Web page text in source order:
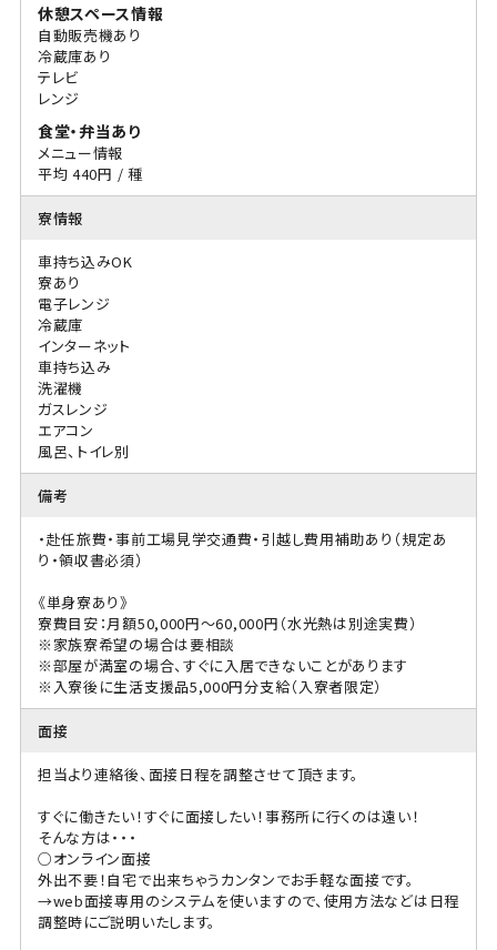
休憩スペース情報
自動販売機あり
冷蔵庫あり
テレビ
レンジ
食堂・弁当あり
メニュー情報
平均 440円 / 種
寮情報
車持ち込みOK
寮あり
電子レンジ
冷蔵庫
インターネット
車持ち込み
洗濯機
ガスレンジ
エアコン
風呂、トイレ別
備考
・赴任旅費・事前工場見学交通費・引越し費用補助あり（規定あ
り・領収書必須）
《単身寮あり》
寮費目安：月額50,000円〜60,000円（水光熱は別途実費）
※家族寮希望の場合は要相談
※部屋が満室の場合、すぐに入居できないことがあります
※入寮後に生活支援品5,000円分支給（入寮者限定）
面接
担当より連絡後、面接日程を調整させて頂きます。
すぐに働きたい！すぐに面接したい！事務所に行くのは遠い！
そんな方は・・・
○オンライン面接
外出不要！自宅で出来ちゃうカンタンでお手軽な面接です。
→web面接専用のシステムを使いますので、使用方法などは日程
調整時にご説明いたします。